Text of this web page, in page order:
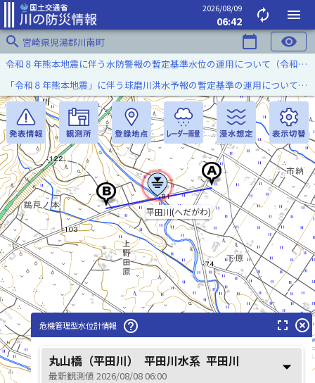
2026/08/09
06:42 autorenew
menu
search 宮崎県児湯郡川南町 calendar_today visibility
平田川(へだがわ)
令和８年熊本地震に伴う水防警報の暫定基準水位の運用について（令和８年８月７日）
「令和８年熊本地震」に伴う球磨川洪水予報の暫定基準の運用について（令和８年８月５日）
危機管理型水位計情報 help_outline fullscreen highlight_off
丸山橋（平田川） 平田川水系 平田川
最新観測値 2026/08/08 06:00 arrow_drop_down